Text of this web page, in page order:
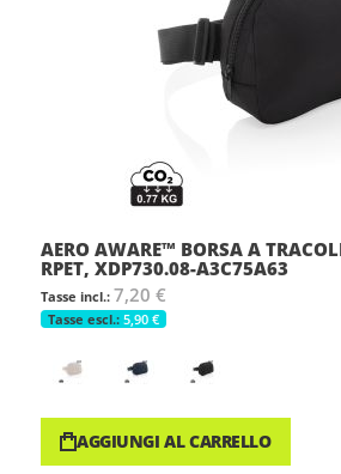
AERO AWARE™ BORSA A
RPET, XDP730.08-A3C75A63
7,20 €
5,90 €
AGGIUNGI AL CARRELLO